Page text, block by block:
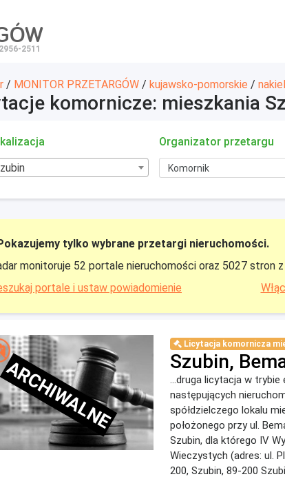
2511
/ MONITOR PRZETARGÓW / kujawsko-pomorskie /
komornicze: mieszkania
Organizator przetargu
tylko wybrane przetargi nieruchomości.
monitoruje 52 portale nieruchomości oraz 5027 stron
portale i ustaw powiadomienie
ARCHIWALNE
Licytacja komornicza
Szubin,
...druga licytacja w trybie
następujących
spółdzielczego lokalu
położonego przy ul.
Szubin, dla którego IV
Wieczystych (adres: ul.
200, Szubin, 89-200